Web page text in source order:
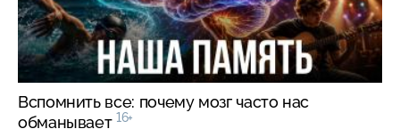
Вспомнить все: почему мозг часто нас
обманывает 16+